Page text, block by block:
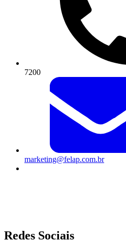
7200
marketing@felap.com.br
Redes Sociais